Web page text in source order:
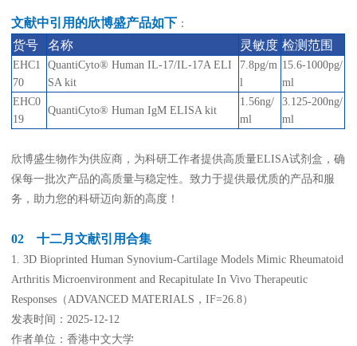
文献中引用的欣博盛产品如下 ：
货号 名称 灵敏度 检测范围
EHC1
70
QuantiCyto® Human IL-17/IL-17A ELI
SA kit
7.8pg/m
l
15.6-1000pg/
ml
EHC0
19
QuantiCyto® Human IgM ELISA kit
1.56ng/
ml
3.125-200ng/
ml
欣博盛生物作为供应商，为科研工作者提供高质量ELISA试剂盒，确
保每一批次产品的高质量与稳定性。致力于提供最优质的产品和服
务，助力您的科研迈向新的高度！
02 十二月文献引用合集
1. 3D Bioprinted Human Synovium-Cartilage Models Mimic Rheumatoid
Arthritis Microenvironment and Recapitulate In Vivo Therapeutic
Responses（ADVANCED MATERIALS，IF=26.8）
发表时间：2025-12-12
作者单位：香港中文大学